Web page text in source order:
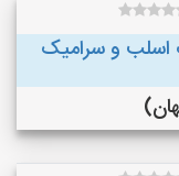
و سرامیک